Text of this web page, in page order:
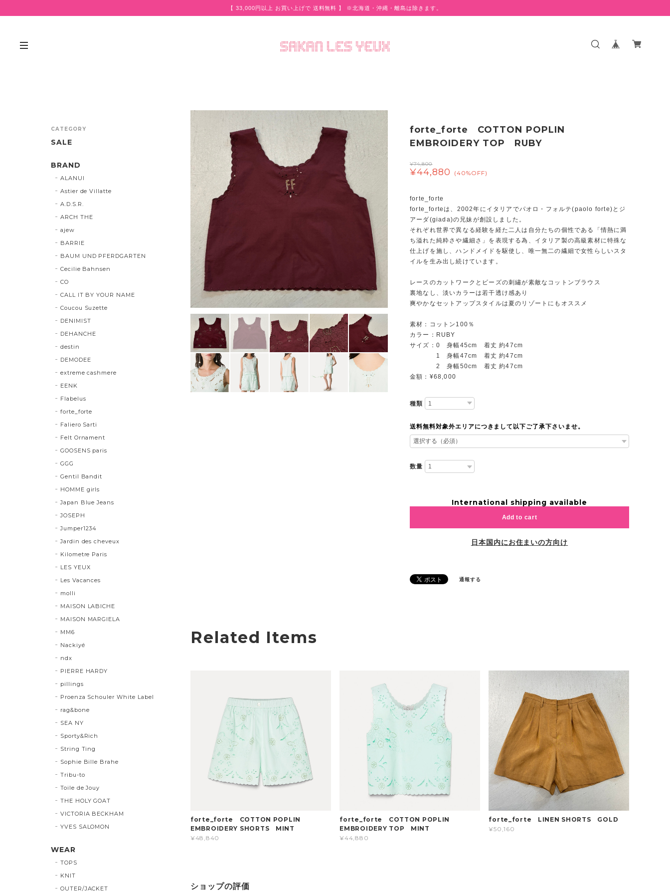
【 33,000円以上 お買い上げで 送料無料 】 ※北海道・沖縄・離島は除きます。
forte_forte COTTON POPLIN
EMBROIDERY TOP RUBY
¥74,800
¥44,880 (40%OFF)
forte_forte
forte_forteは、2002年にイタリアでパオロ・フォルテ(paolo forte)とジ
アーダ(giada)の兄妹が創設しました。
それぞれ世界で異なる経験を経た二人は自分たちの個性である「情熱に満
ち溢れた純粋さや繊細さ」を表現する為、イタリア製の高級素材に特殊な
仕上げを施し、ハンドメイドを駆使し、唯一無二の繊細で女性らしいスタ
イルを生み出し続けています。
レースのカットワークとビーズの刺繡が素敵なコットンブラウス
裏地なし、淡いカラーは若干透け感あり
爽やかなセットアップスタイルは夏のリゾートにもオススメ
素材：コットン100％
カラー：RUBY
サイズ：0 身幅45cm 着丈 約47cm
1 身幅47cm 着丈 約47cm
2 身幅50cm 着丈 約47cm
金額：¥68,000
種類
送料無料対象外エリアにつきまして以下ご了承下さいませ。
数量
International shipping available
Add to cart
日本国内にお住まいの方向け
通報する
Related Items
forte_forte COTTON POPLIN
EMBROIDERY SHORTS MINT
¥48,840
forte_forte COTTON POPLIN
EMBROIDERY TOP MINT
¥44,880
forte_forte LINEN SHORTS GOLD
¥50,160
ショップの評価
CATEGORY
SALE
BRAND
ALANUI
Astier de Villatte
A.D.S.R.
ARCH THE
ajew
BARRIE
BAUM UND PFERDGARTEN
Cecilie Bahnsen
CO
CALL IT BY YOUR NAME
Coucou Suzette
DENIMIST
DEHANCHE
destin
DEMODEE
extreme cashmere
EENK
Flabelus
forte_forte
Faliero Sarti
Felt Ornament
GOOSENS paris
GGG
Gentil Bandit
HOMME girls
Japan Blue Jeans
JOSEPH
Jumper1234
Jardin des cheveux
Kilometre Paris
LES YEUX
Les Vacances
molli
MAISON LABICHE
MAISON MARGIELA
MM6
Nackiyé
ndx
PIERRE HARDY
pillings
Proenza Schouler White Label
rag&bone
SEA NY
Sporty&Rich
String Ting
Sophie Bille Brahe
Tribu-to
Toile de Jouy
THE HOLY GOAT
VICTORIA BECKHAM
YVES SALOMON
WEAR
TOPS
KNIT
OUTER/JACKET